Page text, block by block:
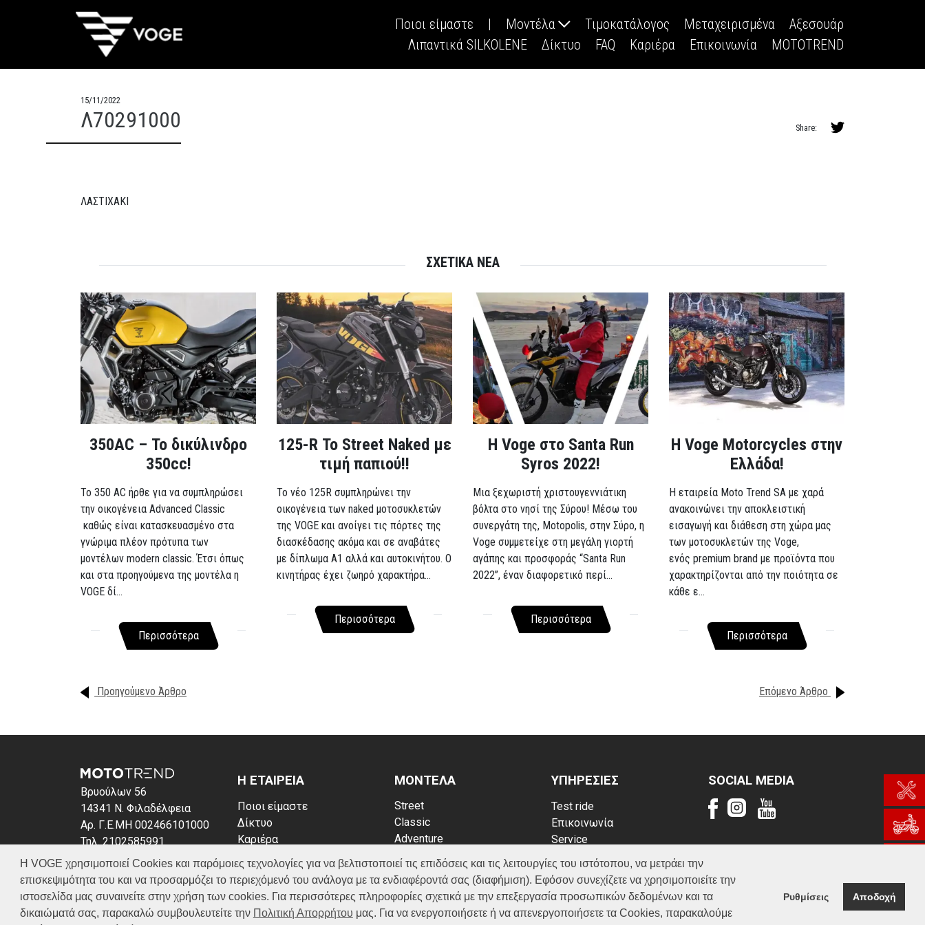
Η VOGE χρησιμοποιεί Cookies και παρόμοιες τεχνολογίες για να βελτιστοποιεί τις επιδόσεις και τις λειτουργίες του ιστότοπου, να μετράει την
επισκεψιμότητα του και να προσαρμόζει το περιεχόμενό του ανάλογα με τα ενδιαφέροντά σας (διαφήμιση). Εφόσον συνεχίζετε να χρησιμοποιείτε την
ιστοσελίδα μας συναινείτε στην χρήση των cookies. Για περισσότερες πληροφορίες σχετικά με την επεξεργασία προσωπικών δεδομένων και τα
δικαιώματά σας, παρακαλώ συμβουλευτείτε την Πολιτική Απορρήτου μας. Για να ενεργοποιήσετε ή να απενεργοποιήσετε τα Cookies, παρακαλούμε
Ρυθμίσεις Αποδοχή
Ποιοι είμαστε | Μοντέλα Τιμοκατάλογος Μεταχειρισμένα
Αξεσουάρ
Λιπαντικά SILKOLENE
Δίκτυο FAQ Καριέρα Επικοινωνία MOTOTREND
15/11/2022
Λ70291000 Share:
ΛΑΣΤΙΧΑΚΙ
ΣΧΕΤΙΚΑ ΝΕΑ
350AC – Το δικύλινδρο
350cc!
To 350 AC ήρθε για να συμπληρώσει
την οικογένεια Advanced Classic
καθώς είναι κατασκευασμένο στα
γνώριμα πλέον πρότυπα των
μοντέλων modern classic. Έτσι όπως
και στα προηγούμενα της μοντέλα η
VOGE δί...
Περισσότερα
125-R Το Street Naked με
τιμή παπιού!!
Το νέο 125R συμπληρώνει την
οικογένεια των naked μοτοσυκλετών
της VOGE και ανοίγει τις πόρτες της
διασκέδασης ακόμα και σε αναβάτες
με δίπλωμα A1 αλλά και αυτοκινήτου. Ο
κινητήρας έχει ζωηρό χαρακτήρα...
Περισσότερα
Η Voge στο Santa Run
Syros 2022!
Μια ξεχωριστή χριστουγεννιάτικη
βόλτα στο νησί της Σύρου! Μέσω του
συνεργάτη της, Motopolis, στην Σύρο, η
Voge συμμετείχε στη μεγάλη γιορτή
αγάπης και προσφοράς “Santa Run
2022”, έναν διαφορετικό περί...
Περισσότερα
H Voge Motorcycles στην
Ελλάδα!
Η εταιρεία Moto Trend SA με χαρά
ανακοινώνει την αποκλειστική
εισαγωγή και διάθεση στη χώρα μας
των μοτοσυκλετών της Voge,
ενός premium brand με προϊόντα που
χαρακτηρίζονται από την ποιότητα σε
κάθε ε...
Περισσότερα
Προηγούμενο Άρθρο Επόμενο Άρθρο
Βρυούλων 56
14341 Ν. Φιλαδέλφεια
Αρ. Γ.Ε.ΜΗ 002466101000
Τηλ. 2102585991
E-mail: info@voge.gr
Η ΕΤΑΙΡΕΙΑ
Ποιοι είμαστε
Δίκτυο
Καριέρα
Πολιτική απορρήτου
Πολιτική Cookies
ΜΟΝΤΕΛΑ
Street
Classic
Adventure
ATV (Loncin)
ΥΠΗΡΕΣΙΕΣ
Test ride
Επικοινωνία
Service
Κατάλογος
FAQ
SOCIAL MEDIA